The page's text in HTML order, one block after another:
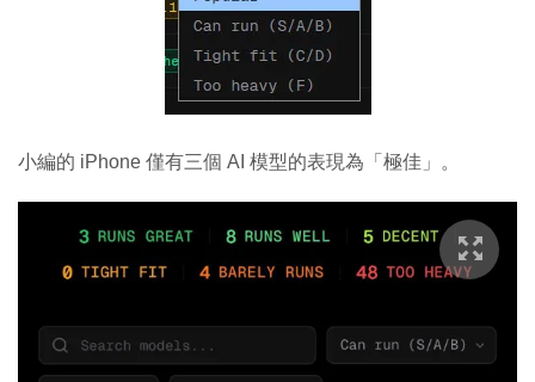
小編的 iPhone 僅有三個 AI 模型的表現為「極佳」。